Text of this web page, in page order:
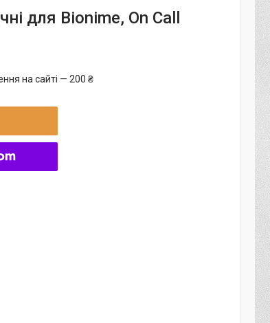
для Bionime, On Call
на сайті — 200 ₴